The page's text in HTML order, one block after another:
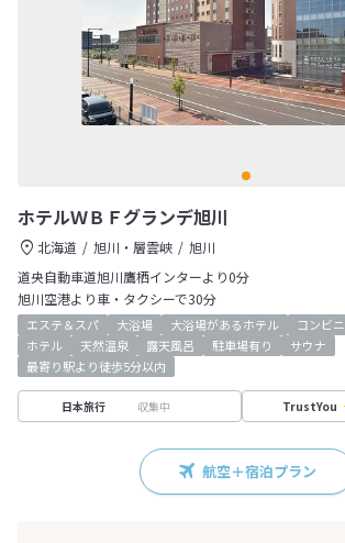
ホテルＷＢＦグランデ旭川
北海道 旭川・層雲峡
旭川
道央自動車道旭川鷹栖インターより0分
旭川空港より車・タクシーで30分
エステ＆スパ 大浴場 大浴場があるホテル コンビニ
ホテル
天然温泉 露天風呂 駐車場有り
サウナ
最寄り駅より徒歩5分以内
日本旅行 収集中 TrustYou
航空＋宿泊プラン